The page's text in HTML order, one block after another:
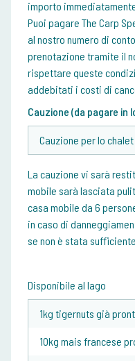
importo
Puoi pagare The Carp
al nostro numero di
prenotazione tramite il
rispettare queste
addebitati i costi di
Cauzione (da pagare in
Cauzione per lo
La cauzione vi sarà
mobile sarà lasciata
casa mobile da 6
in caso di
se non è stata
Disponibile al lago
1kg tigernuts già
10kg mais francese